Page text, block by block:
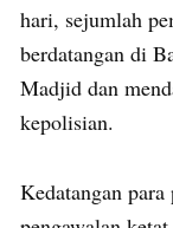
hari, sejumlah
berdatangan di
Madjid dan
kepolisian.
Kedatangan